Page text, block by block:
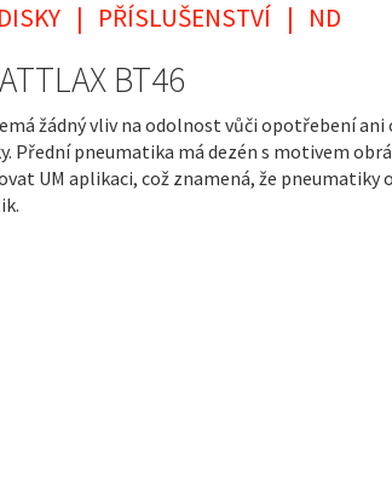
| PŘÍSLUŠENSTVÍ | ND
BT46
žádný vliv na odolnost vůči opotřebení
Přední pneumatika má dezén s motivem
UM aplikaci, což znamená, že pneumatiky